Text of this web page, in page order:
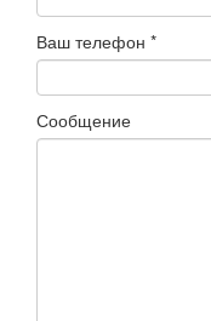
Ваш телефон *
Сообщение